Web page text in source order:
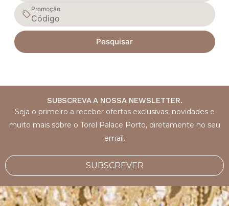
Promoção
Pesquisar
SUBSCREVA A NOSSA NEWSLETTER.
Seja o primeiro a receber ofertas exclusivas, novidades e
muito mais sobre o Torel Palace Porto, diretamente no seu
email.
SUBSCREVER